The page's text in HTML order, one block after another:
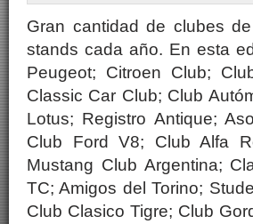
Gran cantidad de clubes
stands cada año. En esta
Peugeot; Citroen Club;
Classic Car Club; Club
Lotus; Registro Antique;
Club Ford V8; Club Alfa
Mustang Club Argentina;
TC; Amigos del Torino;
Club Clasico Tigre; Club